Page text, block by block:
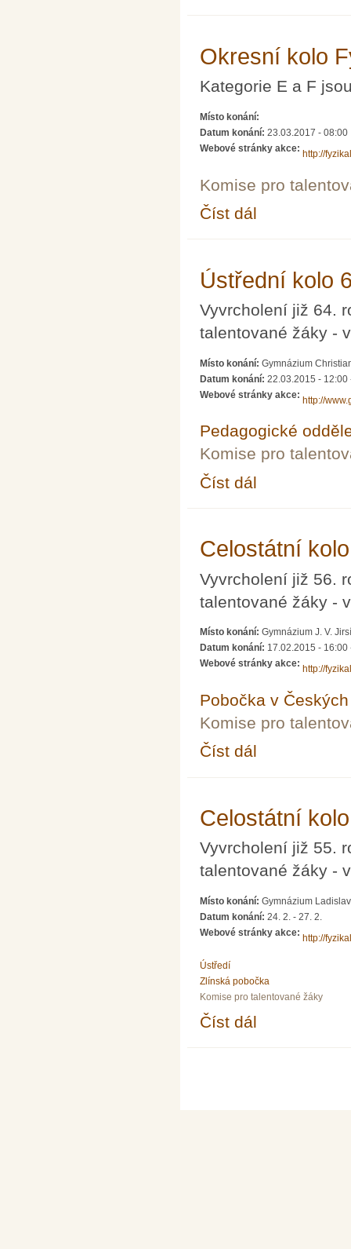
Okresní kolo
Kategorie E a F
Místo konání:
Datum konání: 23.03.2017 - 08:00
Webové stránky akce:
http://
Komise pro
Číst dál
Ústřední kolo
Vyvrcholení již 64.
talentované žáky -
Místo konání: Gymnázium
Datum konání: 22.03.2015 - 12:00
Webové stránky akce:
http://
Pedagogické
Komise pro
Číst dál
Celostátní
Vyvrcholení již 56.
talentované žáky -
Místo konání: Gymnázium J. V.
Datum konání: 17.02.2015 - 16:00
Webové stránky akce:
http://
Pobočka v
Komise pro
Číst dál
Celostátní
Vyvrcholení již 55.
talentované žáky -
Místo konání: Gymnázium
Datum konání: 24. 2. - 27. 2.
Webové stránky akce:
http://
Ústředí
Zlínská pobočka
Komise pro talentované žáky
Číst dál